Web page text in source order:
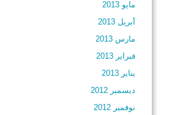
مايو 2013
أبريل 2013
مارس 2013
فبراير 2013
يناير 2013
ديسمبر 2012
نوفمبر 2012